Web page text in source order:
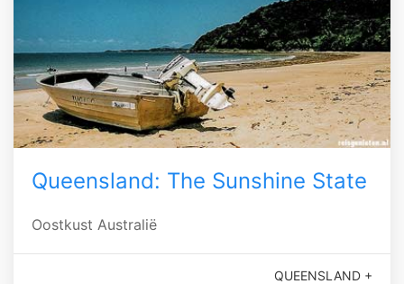
Queensland: The Sunshine State
Oostkust Australië
QUEENSLAND +